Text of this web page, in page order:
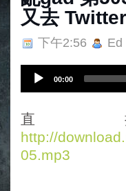
又去
下午2:56 Ed
i
o
P
l
00:00
直
http://
05.mp3